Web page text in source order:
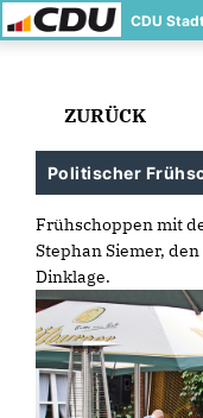
CDU
ZURÜCK
Politischer
Frühschoppen mit
Stephan Siemer,
Dinklage.